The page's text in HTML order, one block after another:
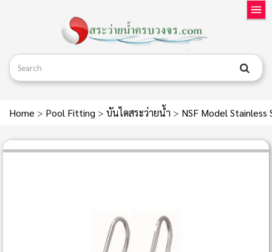
Home > Pool Fitting > บันไดสระว่ายน้ำ > NSF Model